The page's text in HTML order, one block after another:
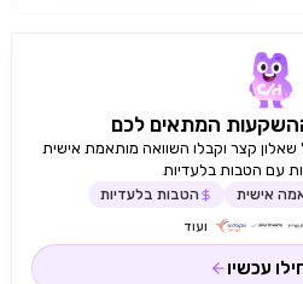
המתאים לכם
קצר וקבלו השוואה מותאמת אישית
עם הטבות בלעדיות
אישית הטבות בלעדיות
ועוד
עכשיו